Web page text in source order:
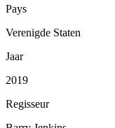
Pays
Verenigde Staten
Jaar
2019
Regisseur